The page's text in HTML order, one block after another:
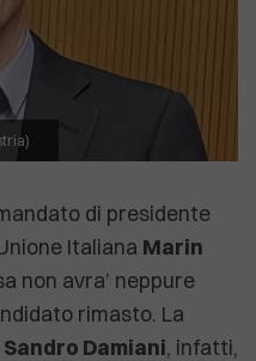
di presidente
Italiana Marin
non avra’ neppure
rimasto. La
Damiani, infatti,